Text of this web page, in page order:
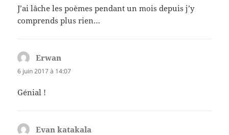
J’ai lâche les poèmes pendant un mois depuis j’y
comprends plus rien…
Erwan
6 juin 2017 à 14:07
Génial !
Evan katakala